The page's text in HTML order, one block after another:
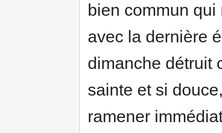
bien commun
avec la dernière
dimanche détruit
sainte et si
ramener